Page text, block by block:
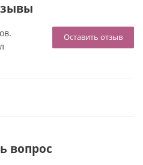
Оставить отзыв
вопрос